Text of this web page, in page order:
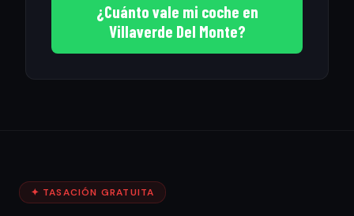
¿Cuánto vale mi coche en
Villaverde Del Monte?
✦ TASACIÓN GRATUITA